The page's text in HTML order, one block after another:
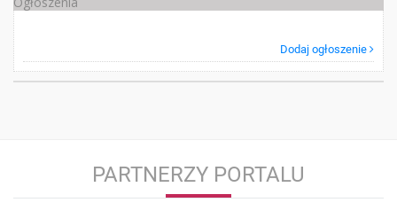
Dodaj ogłoszenie
PARTNERZY PORTALU